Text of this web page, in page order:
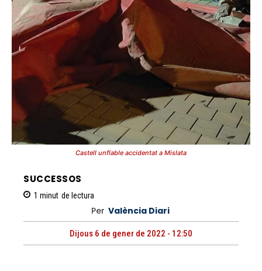
Castell unflable accidentat a Mislata
SUCCESSOS
1 minut de lectura
Per València Diari
Dijous 6 de gener de 2022 - 12:50